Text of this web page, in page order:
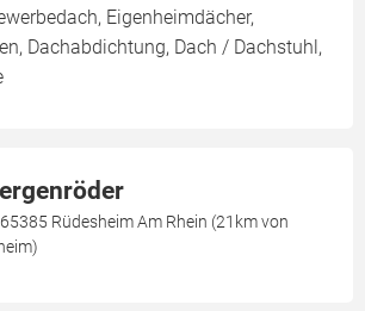
Eigenheimdächer,
Dachabdichtung, Dach / Dachstuhl,
Rüdesheim Am Rhein (21km von